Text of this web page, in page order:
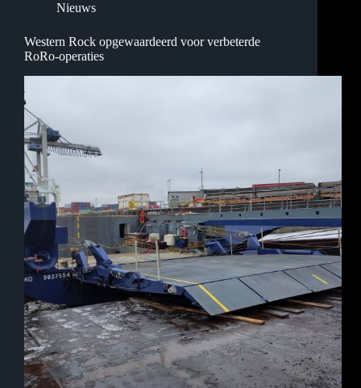
Nieuws
Western Rock opgewaardeerd voor verbeterde
RoRo-operaties